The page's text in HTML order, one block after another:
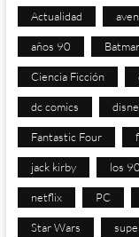
Actualidad
años 90
Ciencia Ficción
dc comics
Fantastic Four
jack kirby los 90
netflix PC
Star Wars